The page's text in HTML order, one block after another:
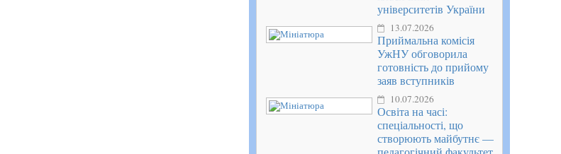
університетів України
13.07.2026
Приймальна комісія
УжНУ обговорила
готовність до прийому
заяв вступників
10.07.2026
Освіта на часі:
спеціальності, що
створюють майбутнє —